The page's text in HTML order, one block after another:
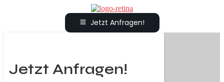
Jetzt Anfragen!
Jetzt Anfragen!